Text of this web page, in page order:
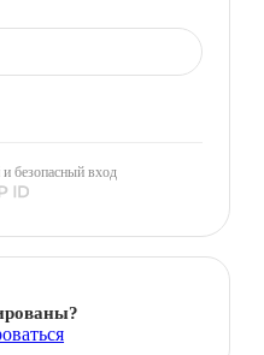
безопасный вход